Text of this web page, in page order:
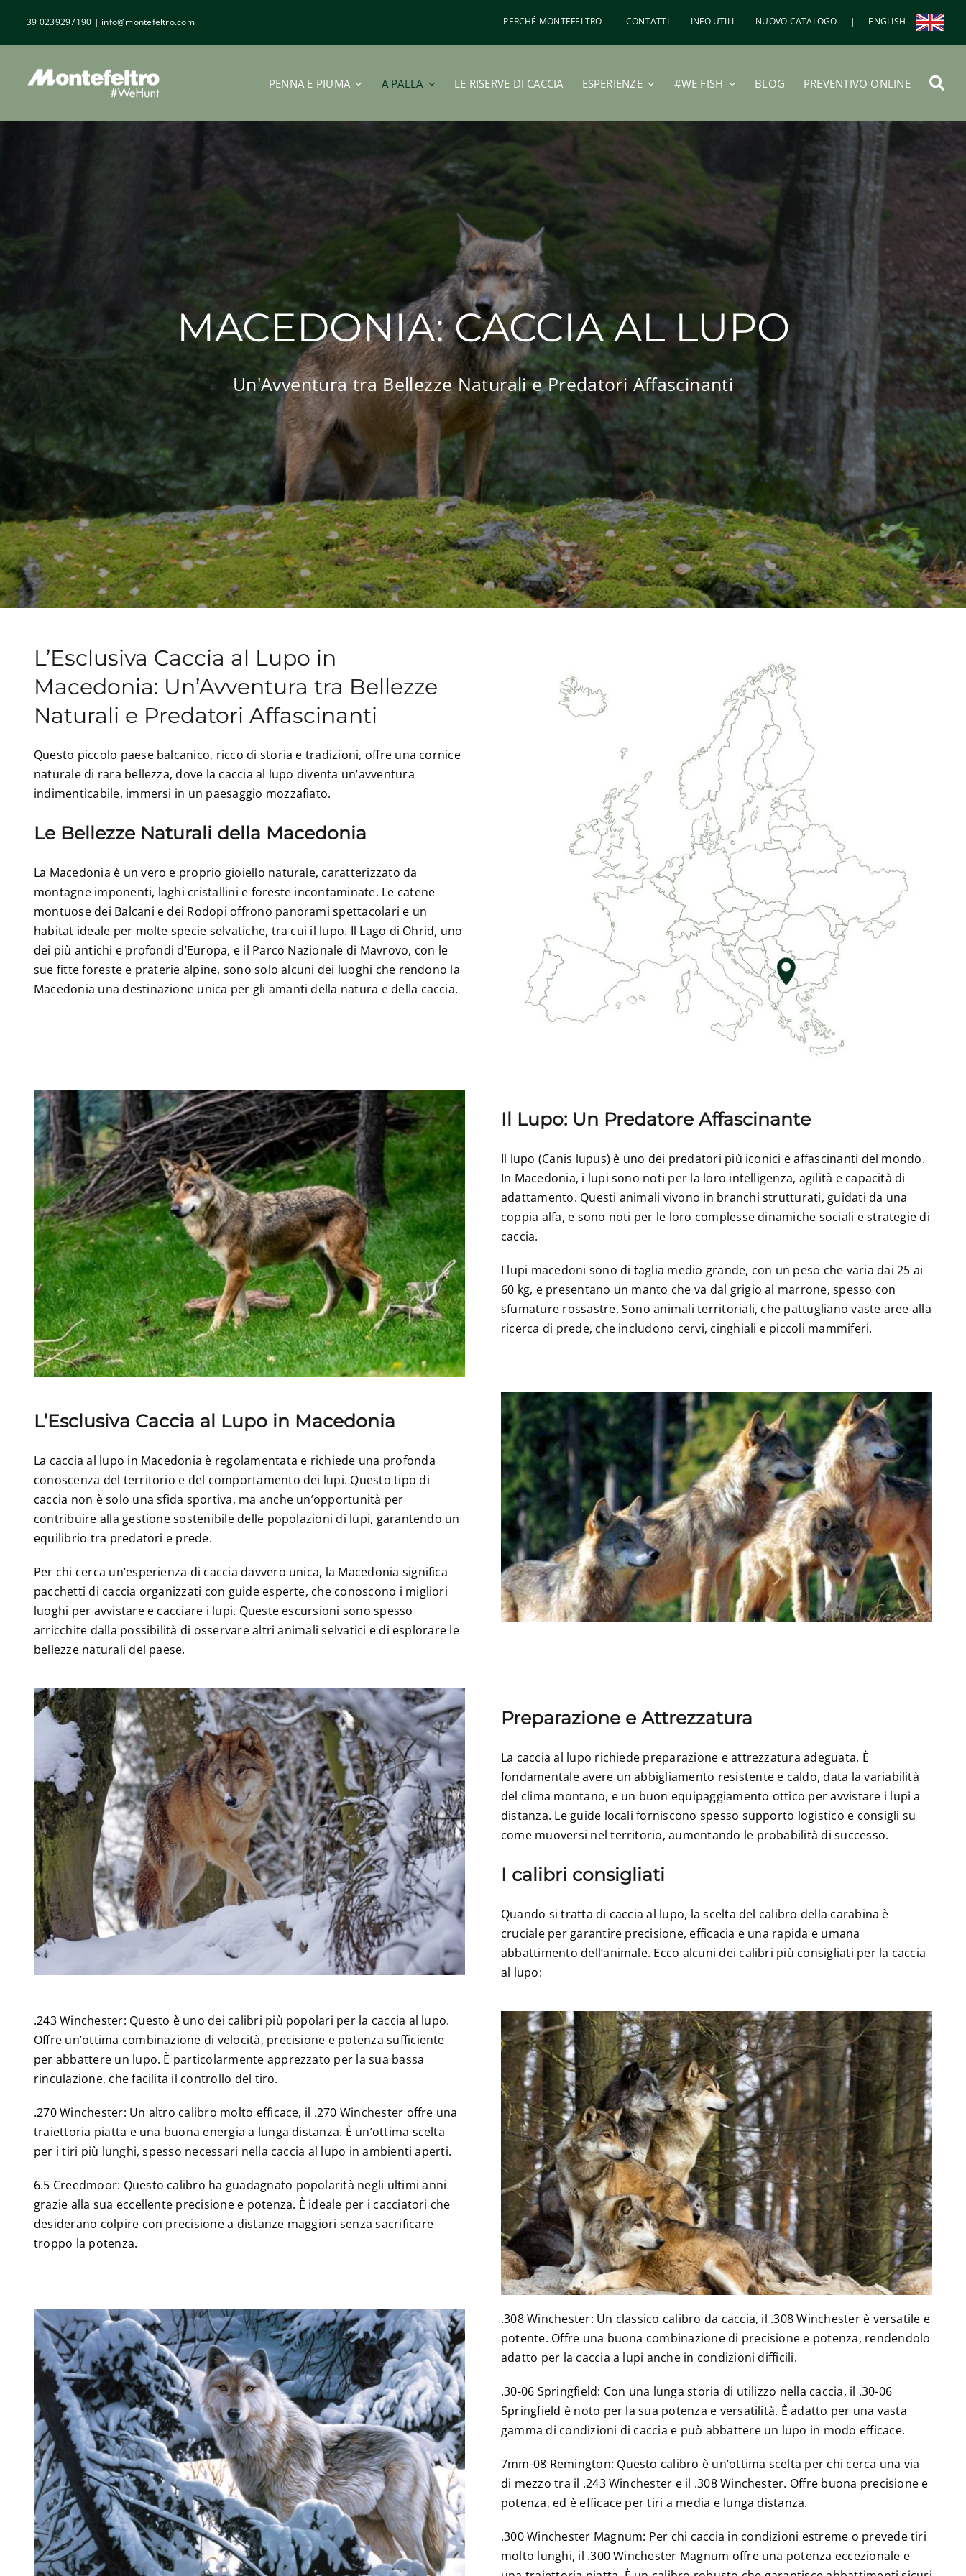
contenuto
+39 0239297190 | info@montefeltro.com PERCHÉ MONTEFELTRO CONTATTI INFO UTILI NUOVO CATALOGO | ENGLISH
PENNA E PIUMA A PALLA LE RISERVE DI CACCIA ESPERIENZE #WE FISH BLOG PREVENTIVO ONLINE
MACEDONIA: CACCIA AL LUPO
Un'Avventura tra Bellezze Naturali e Predatori Affascinanti
L’Esclusiva Caccia al Lupo in
Macedonia: Un’Avventura tra Bellezze
Naturali e Predatori Affascinanti
Questo piccolo paese balcanico, ricco di storia e tradizioni, offre una cornice
naturale di rara bellezza, dove la caccia al lupo diventa un’avventura
indimenticabile, immersi in un paesaggio mozzafiato.
Le Bellezze Naturali della Macedonia
La Macedonia è un vero e proprio gioiello naturale, caratterizzato da
montagne imponenti, laghi cristallini e foreste incontaminate. Le catene
montuose dei Balcani e dei Rodopi offrono panorami spettacolari e un
habitat ideale per molte specie selvatiche, tra cui il lupo. Il Lago di Ohrid, uno
dei più antichi e profondi d’Europa, e il Parco Nazionale di Mavrovo, con le
sue fitte foreste e praterie alpine, sono solo alcuni dei luoghi che rendono la
Macedonia una destinazione unica per gli amanti della natura e della caccia.
Il Lupo: Un Predatore Affascinante
Il lupo (Canis lupus) è uno dei predatori più iconici e affascinanti del mondo.
In Macedonia, i lupi sono noti per la loro intelligenza, agilità e capacità di
adattamento. Questi animali vivono in branchi strutturati, guidati da una
coppia alfa, e sono noti per le loro complesse dinamiche sociali e strategie di
caccia.
I lupi macedoni sono di taglia medio grande, con un peso che varia dai 25 ai
60 kg, e presentano un manto che va dal grigio al marrone, spesso con
sfumature rossastre. Sono animali territoriali, che pattugliano vaste aree alla
ricerca di prede, che includono cervi, cinghiali e piccoli mammiferi.
L’Esclusiva Caccia al Lupo in Macedonia
La caccia al lupo in Macedonia è regolamentata e richiede una profonda
conoscenza del territorio e del comportamento dei lupi. Questo tipo di
caccia non è solo una sfida sportiva, ma anche un’opportunità per
contribuire alla gestione sostenibile delle popolazioni di lupi, garantendo un
equilibrio tra predatori e prede.
Per chi cerca un’esperienza di caccia davvero unica, la Macedonia significa
pacchetti di caccia organizzati con guide esperte, che conoscono i migliori
luoghi per avvistare e cacciare i lupi. Queste escursioni sono spesso
arricchite dalla possibilità di osservare altri animali selvatici e di esplorare le
bellezze naturali del paese.
Preparazione e Attrezzatura
La caccia al lupo richiede preparazione e attrezzatura adeguata. È
fondamentale avere un abbigliamento resistente e caldo, data la variabilità
del clima montano, e un buon equipaggiamento ottico per avvistare i lupi a
distanza. Le guide locali forniscono spesso supporto logistico e consigli su
come muoversi nel territorio, aumentando le probabilità di successo.
I calibri consigliati
Quando si tratta di caccia al lupo, la scelta del calibro della carabina è
cruciale per garantire precisione, efficacia e una rapida e umana
abbattimento dell’animale. Ecco alcuni dei calibri più consigliati per la caccia
al lupo:
.243 Winchester: Questo è uno dei calibri più popolari per la caccia al lupo.
Offre un’ottima combinazione di velocità, precisione e potenza sufficiente
per abbattere un lupo. È particolarmente apprezzato per la sua bassa
rinculazione, che facilita il controllo del tiro.
.270 Winchester: Un altro calibro molto efficace, il .270 Winchester offre una
traiettoria piatta e una buona energia a lunga distanza. È un’ottima scelta
per i tiri più lunghi, spesso necessari nella caccia al lupo in ambienti aperti.
6.5 Creedmoor: Questo calibro ha guadagnato popolarità negli ultimi anni
grazie alla sua eccellente precisione e potenza. È ideale per i cacciatori che
desiderano colpire con precisione a distanze maggiori senza sacrificare
troppo la potenza.
.308 Winchester: Un classico calibro da caccia, il .308 Winchester è versatile e
potente. Offre una buona combinazione di precisione e potenza, rendendolo
adatto per la caccia a lupi anche in condizioni difficili.
.30-06 Springfield: Con una lunga storia di utilizzo nella caccia, il .30-06
Springfield è noto per la sua potenza e versatilità. È adatto per una vasta
gamma di condizioni di caccia e può abbattere un lupo in modo efficace.
7mm-08 Remington: Questo calibro è un’ottima scelta per chi cerca una via
di mezzo tra il .243 Winchester e il .308 Winchester. Offre buona precisione e
potenza, ed è efficace per tiri a media e lunga distanza.
.300 Winchester Magnum: Per chi caccia in condizioni estreme o prevede tiri
molto lunghi, il .300 Winchester Magnum offre una potenza eccezionale e